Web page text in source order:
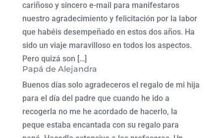
cariñoso y sincero e-mail para manifestaros
nuestro agradecimiento y felicitación por la labor
que habéis desempeñado en estos dos años. Ha
sido un viaje maravilloso en todos los aspectos.
Pero quizá son […]
Papá de Alejandra
Buenos días solo agradeceros el regalo de mi hija
para el día del padre que cuando he ido a
recogerla no me he acordado de hacerlo, la
peque estaba encantada con su regalo para